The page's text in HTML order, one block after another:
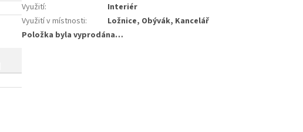
Využití:
Interiér
Využití v místnosti:
Ložnice, Obývák, Kancelář
Položka byla vyprodána…